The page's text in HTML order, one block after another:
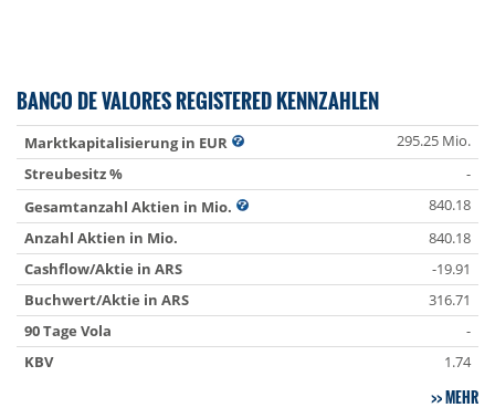
BANCO DE VALORES REGISTERED KENNZAHLEN
Marktkapitalisierung in EUR
295.25 Mio.
Streubesitz %
-
Gesamtanzahl Aktien in Mio.
840.18
Anzahl Aktien in Mio.
840.18
Cashflow/Aktie in ARS
-19.91
Buchwert/Aktie in ARS
316.71
90 Tage Vola
-
KBV
1.74
MEHR